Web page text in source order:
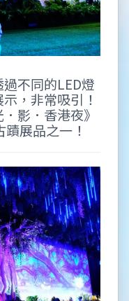
不同的LED燈
，非常吸引！
影．香港夜》
展品之一！